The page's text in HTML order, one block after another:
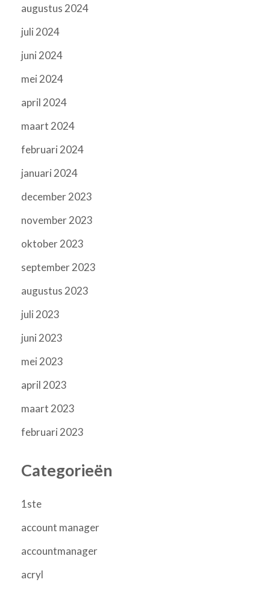
augustus 2024
juli 2024
juni 2024
mei 2024
april 2024
maart 2024
februari 2024
januari 2024
december 2023
november 2023
oktober 2023
september 2023
augustus 2023
juli 2023
juni 2023
mei 2023
april 2023
maart 2023
februari 2023
Categorieën
1ste
account manager
accountmanager
acryl